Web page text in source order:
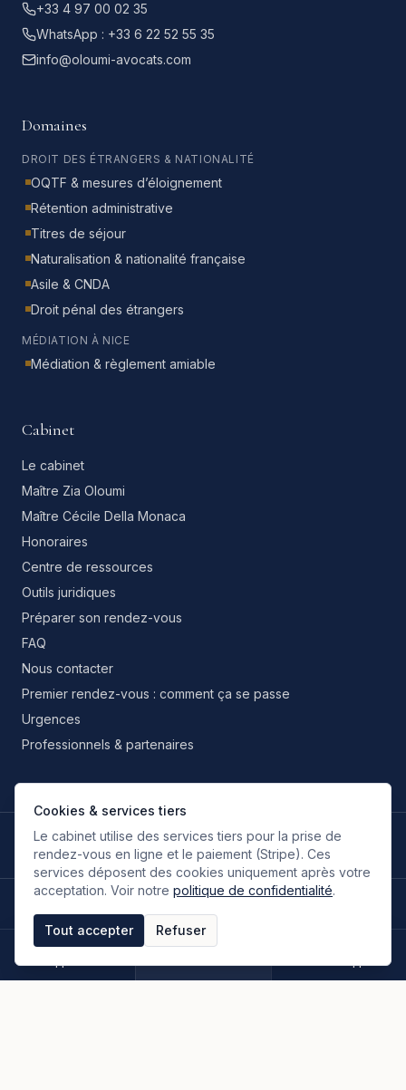
Cookies & services tiers
Le cabinet utilise des services tiers pour la prise de
rendez-vous en ligne et le paiement (Stripe). Ces
services déposent des cookies uniquement après votre
acceptation. Voir notre politique de confidentialité.
Tout accepter Refuser
+33 4 97 00 02 35
WhatsApp : +33 6 22 52 55 35
info@oloumi-avocats.com
Domaines
DROIT DES ÉTRANGERS & NATIONALITÉ
OQTF & mesures d’éloignement
Rétention administrative
Titres de séjour
Naturalisation & nationalité française
Asile & CNDA
Droit pénal des étrangers
MÉDIATION À NICE
Médiation & règlement amiable
Cabinet
Le cabinet
Maître Zia Oloumi
Maître Cécile Della Monaca
Honoraires
Centre de ressources
Outils juridiques
Préparer son rendez-vous
FAQ
Nous contacter
Premier rendez-vous : comment ça se passe
Urgences
Professionnels & partenaires
LANGUES DE TRAVAIL
🇫🇷
Français
FR🇬🇧
Anglais
EN🇮🇹
ItalienIT🇪🇸
Espagnol
ES 🇷🇺
RusseRU🇮🇷
Persan
FA
Site conçu sur une idée originale de zIA digital.
Mentions légalesCGU & CGVPolitique de confidentialité
Espace clientsPaiement en lignePlan du site
Appeler Rendez-vous WhatsApp